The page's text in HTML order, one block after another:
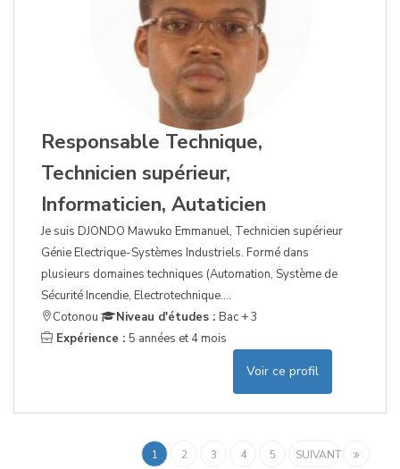
Responsable Technique,
Technicien supérieur,
Informaticien, Autaticien
Je suis DJONDO Mawuko Emmanuel, Technicien supérieur
Génie Electrique-Systèmes Industriels. Formé dans
plusieurs domaines techniques (Automation, Système de
Sécurité Incendie, Electrotechnique....
Cotonou
Niveau d'études : Bac + 3
Expérience : 5 années et 4 mois
Voir ce profil
1 2 3 4 5 SUIVANT